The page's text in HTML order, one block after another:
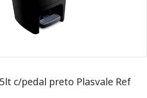
c/pedal preto Plasvale Ref